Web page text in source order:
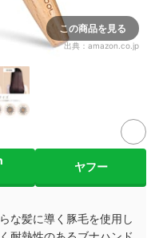
この商品を見る
出典： amazon.co.jp
ヤフー
な髪に導く豚毛を使用し